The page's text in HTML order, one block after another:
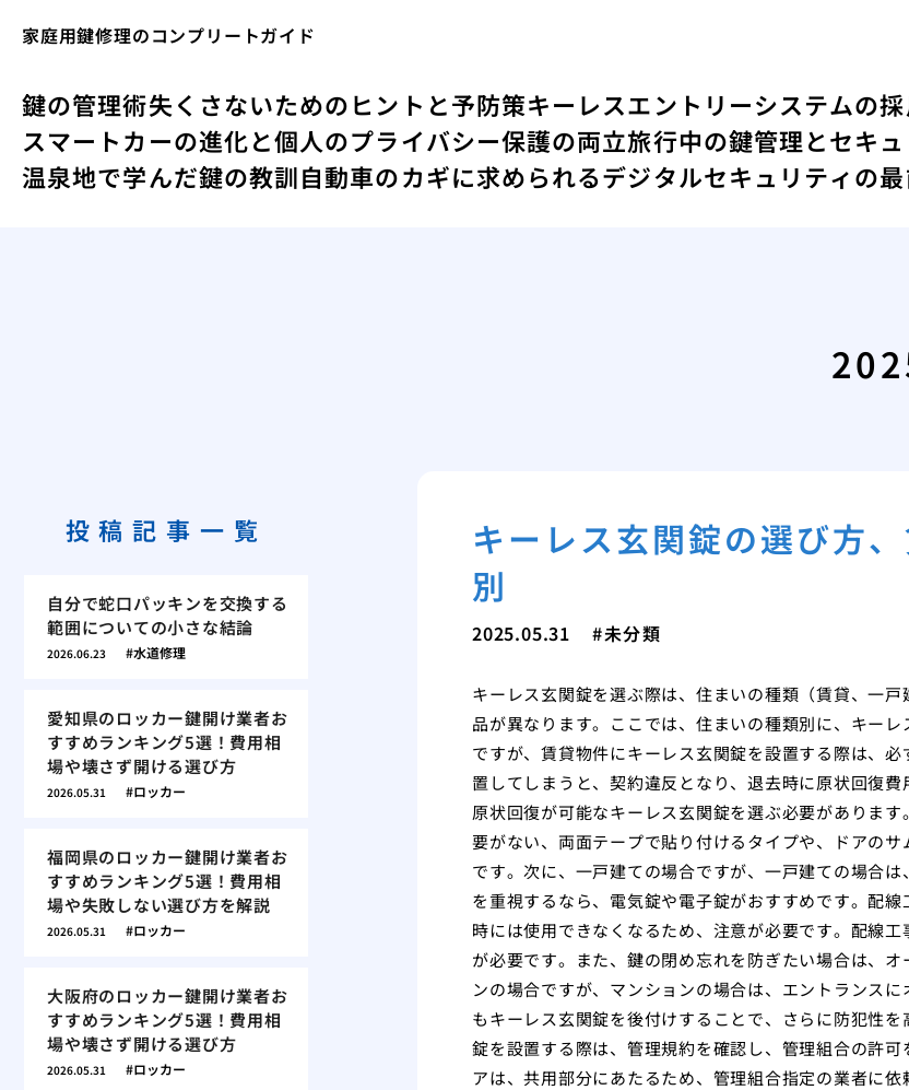
家庭用鍵修理のコンプリートガイド
鍵の管理術失くさないためのヒントと予防策キーレスエントリーシステムの
スマートカーの進化と個人のプライバシー保護の両立旅行中の鍵管理とセキ
温泉地で学んだ鍵の教訓自動車のカギに求められるデジタルセキュリティの
キーレス玄関錠の選び方
別
2025.05.31 未分類
キーレス玄関錠を選ぶ際は、住まいの種類（賃貸、一
品が異なります。ここでは、住まいの種類別に、キー
ですが、賃貸物件にキーレス玄関錠を設置する際は、
置してしまうと、契約違反となり、退去時に原状回復
原状回復が可能なキーレス玄関錠を選ぶ必要がありま
要がない、両面テープで貼り付けるタイプや、ドアの
です。次に、一戸建ての場合ですが、一戸建ての場合
を重視するなら、電気錠や電子錠がおすすめです。配
時には使用できなくなるため、注意が必要です。配線
が必要です。また、鍵の閉め忘れを防ぎたい場合は、
ンの場合ですが、マンションの場合は、エントランス
もキーレス玄関錠を後付けすることで、さらに防犯性
錠を設置する際は、管理規約を確認し、管理組合の許
アは、共用部分にあたるため、管理組合指定の業者に
投稿記事一覧
自分で蛇口パッキンを交換する
範囲についての小さな結論
2026.06.23 水道修理
愛知県のロッカー鍵開け業者お
すすめランキング5選！費用相
場や壊さず開ける選び方
2026.05.31 ロッカー
福岡県のロッカー鍵開け業者お
すすめランキング5選！費用相
場や失敗しない選び方を解説
2026.05.31 ロッカー
大阪府のロッカー鍵開け業者お
すすめランキング5選！費用相
場や壊さず開ける選び方
2026.05.31 ロッカー